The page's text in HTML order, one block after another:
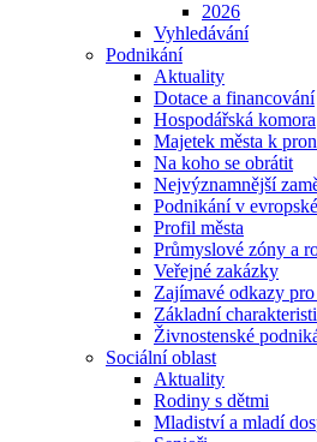
2026
Vyhledávání
Podnikání
Aktuality
Dotace a financování
Hospodářská komora
Majetek města k
Na koho se obrátit
Nejvýznamnější
Podnikání v
Profil města
Průmyslové zóny a
Veřejné zakázky
Zajímavé odkazy
Základní
Živnostenské
Sociální oblast
Aktuality
Rodiny s dětmi
Mladiství a mladí